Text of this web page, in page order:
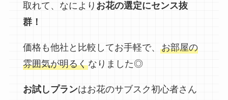
取れて、なにより お花の選定にセンス抜
群！
価格も他社と比較してお手軽で、 お部屋の
雰囲気が明るくなりました◎
お試しプランはお花のサブスク初心者さん